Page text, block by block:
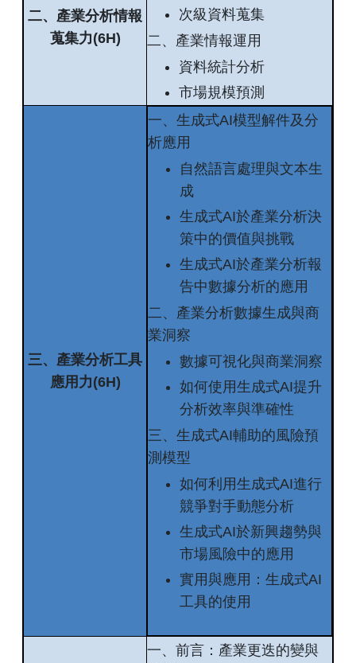
二、產業分析情報
蒐集力(6H)
次級資料蒐集
二、產業情報運用
資料統計分析
市場規模預測
三、產業分析工具
應用力(6H)
一、生成式AI模型解件及分
析應用
自然語言處理與文本生
成
生成式AI於產業分析決
策中的價值與挑戰
生成式AI於產業分析報
告中數據分析的應用
二、產業分析數據生成與商
業洞察
數據可視化與商業洞察
如何使用生成式AI提升
分析效率與準確性
三、生成式AI輔助的風險預
測模型
如何利用生成式AI進行
競爭對手動態分析
生成式AI於新興趨勢與
市場風險中的應用
實用與應用：生成式AI
工具的使用
一、前言：產業更迭的變與